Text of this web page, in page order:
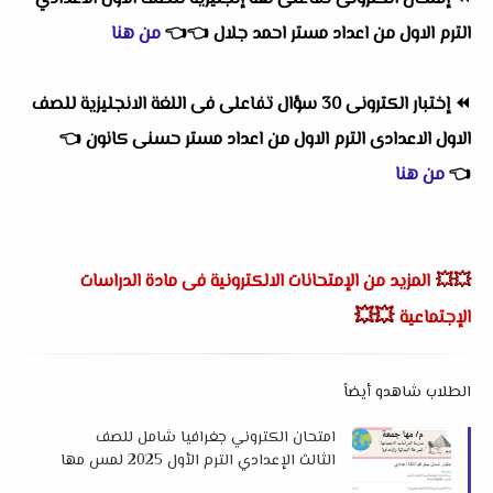
الترم الاولمن اعداد مستر احمد جلال👈
👈من هنا
⏪
إختبار الكترونى 30 سؤال تفاعلى فى اللغة الانجليزية للصف
الاول الاعدادى الترم الاولمن اعداد مستر حسنى كانون👈
👈من هنا
💥💥 المزيد من الإمتحانات الالكترونية فى مادة الدراسات
الإجتماعية 💥💥
الطلاب شاهدو أيضاً
امتحان الكتروني جغرافيا شامل للصف
الثالث الإعدادي الترم الأول 2025 لمس مها